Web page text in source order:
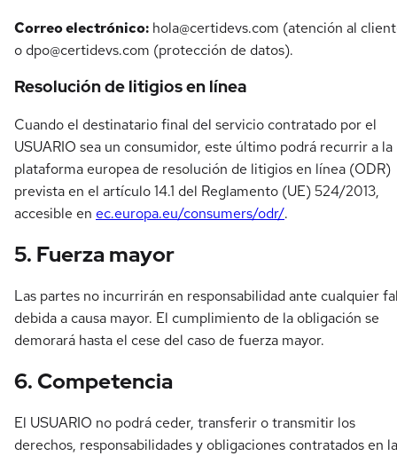
Correo electrónico: hola@certidevs.com (atención al
o dpo@certidevs.com (protección de datos).
Resolución de litigios en línea
Cuando el destinatario final del servicio contratado por el
USUARIO sea un consumidor, este último podrá recurrir a la
plataforma europea de resolución de litigios en línea (ODR)
prevista en el artículo 14.1 del Reglamento (UE) 524/2013,
accesible en ec.europa.eu/consumers/odr/.
5. Fuerza mayor
Las partes no incurrirán en responsabilidad ante cualquier
debida a causa mayor. El cumplimiento de la obligación se
demorará hasta el cese del caso de fuerza mayor.
6. Competencia
El USUARIO no podrá ceder, transferir o transmitir los
derechos, responsabilidades y obligaciones contratados en la